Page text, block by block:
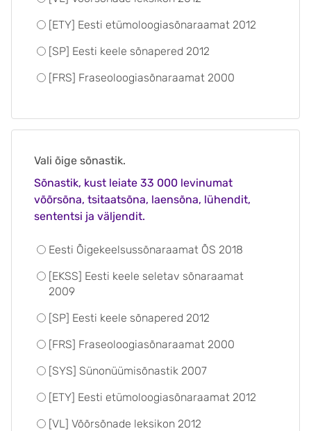
[ETY] Eesti etümoloogiasõnaraamat 2012
[SP] Eesti keele sõnapered 2012
[FRS] Fraseoloogiasõnaraamat 2000
Vali õige sõnastik.
Sõnastik, kust leiate 33 000 levinumat
võõrsõna, tsitaatsõna, laensõna, lühendit,
sententsi ja väljendit.
Eesti Õigekeelsussõnaraamat ÕS 2018
[EKSS] Eesti keele seletav sõnaraamat
2009
[SP] Eesti keele sõnapered 2012
[FRS] Fraseoloogiasõnaraamat 2000
[SYS] Sünonüümisõnastik 2007
[ETY] Eesti etümoloogiasõnaraamat 2012
[VL] Võõrsõnade leksikon 2012